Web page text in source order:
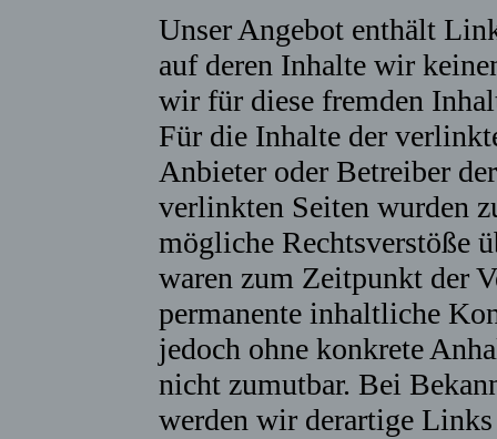
Unser Angebot enthält
auf deren Inhalte wir
wir für diese fremden
Für die Inhalte der
Anbieter oder Betreiber
verlinkten Seiten wurden
mögliche Rechtsverstöße
waren zum Zeitpunkt der
permanente inhaltliche
jedoch ohne konkrete
nicht zumutbar. Bei
werden wir derartige